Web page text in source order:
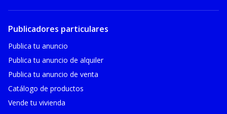
Publicadores particulares
Publica tu anuncio
Publica tu anuncio de alquiler
Publica tu anuncio de venta
Catálogo de productos
Vende tu vivienda